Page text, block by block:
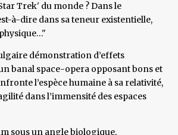
Trek' du monde ? Dans le
à-dire dans sa teneur existentielle,
démonstration d’effets
banal space-opera opposant bons et
l’espèce humaine à sa relativité,
dans l’immensité des espaces
sous un angle biologique,